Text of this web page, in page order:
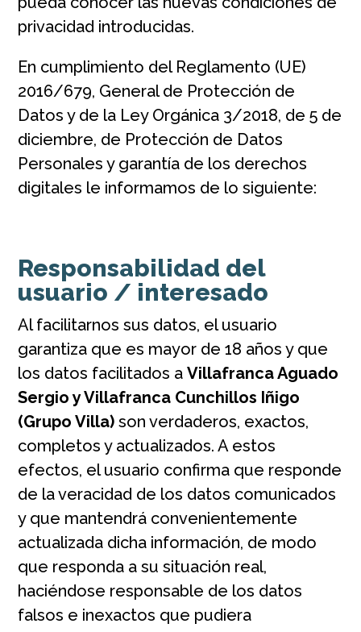
privacidad introducidas.
En cumplimiento del Reglamento (UE)
2016/679, General de Protección de
Datos y de la Ley Orgánica 3/2018, de 5 de
diciembre, de Protección de Datos
Personales y garantía de los derechos
digitales le informamos de lo siguiente:
Responsabilidad del
usuario / interesado
Al facilitarnos sus datos, el usuario
garantiza que es mayor de 18 años y que
los datos facilitados aVillafranca Aguado
Sergio y Villafranca Cunchillos Iñigo
(Grupo Villa)son verdaderos, exactos,
completos y actualizados. A estos
efectos, el usuario confirma que responde
de la veracidad de los datos comunicados
y que mantendrá convenientemente
actualizada dicha información, de modo
que responda a su situación real,
haciéndose responsable de los datos
falsos e inexactos que pudiera